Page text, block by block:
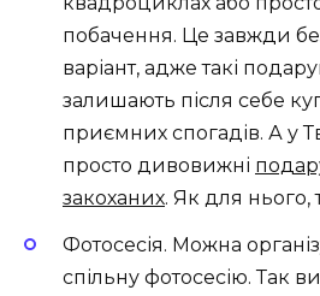
побачення. Це завжди
варіант, адже такі
залишають після себе
приємних спогадів. А у
просто дивовижні
закоханих. Як для нього,
Фотосесія. Можна
спільну фотосесію. Так